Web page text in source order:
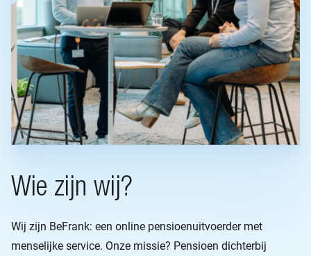
Wie zijn wij?
Wij zijn BeFrank: een online pensioenuitvoerder met
menselijke service. Onze missie? Pensioen dichterbij